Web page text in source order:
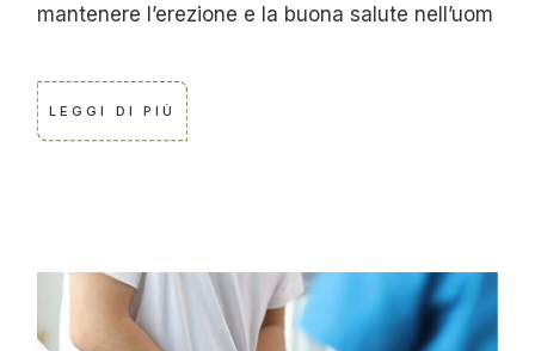
mantenere l’erezione e la buona salute nell’uom
LEGGI DI PIÙ